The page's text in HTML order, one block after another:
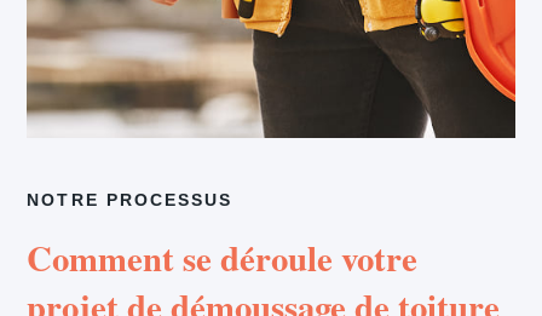
NOTRE PROCESSUS
Comment se déroule votre